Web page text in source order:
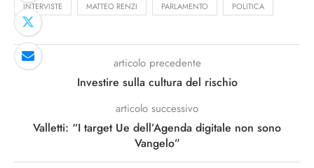
INTERVISTE MATTEO RENZI PARLAMENTO POLITICA
articolo precedente
Investire sulla cultura del rischio
articolo successivo
Valletti: “I target Ue dell’Agenda digitale non sono
Vangelo”